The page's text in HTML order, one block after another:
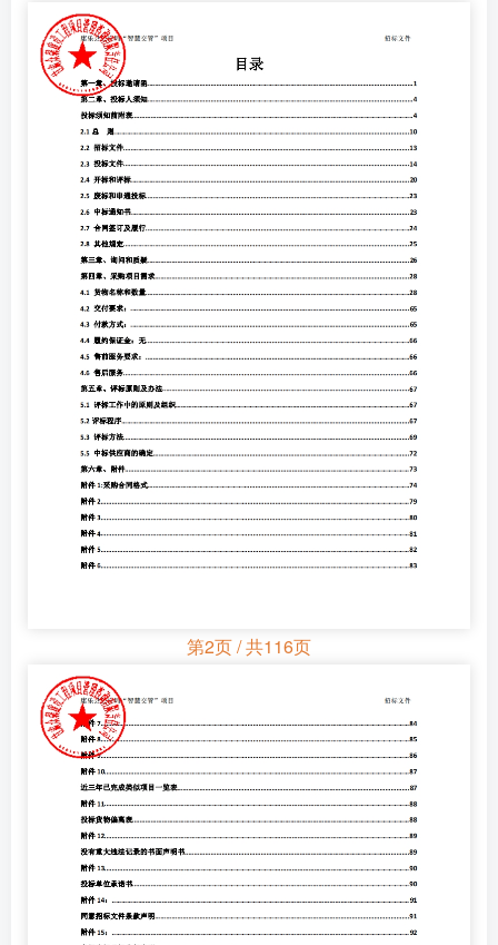
第2页 / 共116页